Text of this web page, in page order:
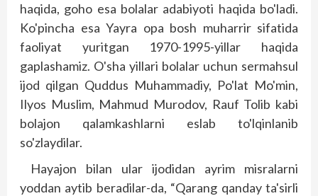
haqida, goho esa bolalar adabiyoti haqida bo'ladi.
Ko'pincha esa Yayra opa bosh muharrir sifatida
faoliyat yuritgan 1970-1995-yillar haqida
gaplashamiz. O'sha yillari bolalar uchun sermahsul
ijod qilgan Quddus Muhammadiy, Po'lat Mo'min,
Ilyos Muslim, Mahmud Murodov, Rauf Tolib kabi
bolajon qalamkashlarni eslab to'lqinlanib
so'zlaydilar.
Hayajon bilan ular ijodidan ayrim misralarni
yoddan aytib beradilar-da, “Qarang qanday ta'sirli